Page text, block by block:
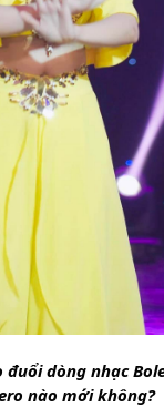
dòng nhạc
nào mới không?